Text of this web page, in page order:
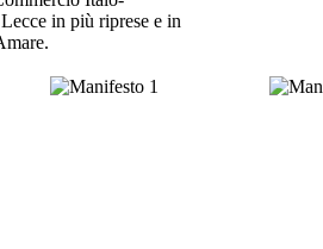
in più riprese e in